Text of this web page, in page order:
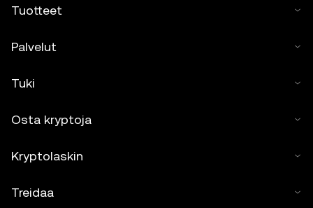
Tuotteet
Palvelut
Tuki
Osta kryptoja
Kryptolaskin
Treidaa